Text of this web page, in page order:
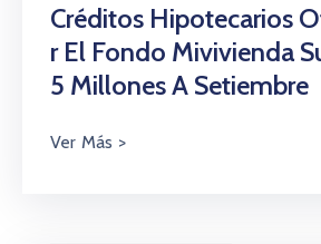
Créditos Hipotecarios
R El Fondo Mivivienda
5 Millones A Setiembre